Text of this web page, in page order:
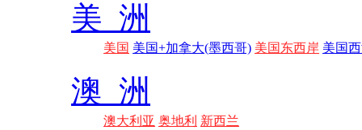
美 洲
美国 美国+加拿大(墨西哥) 美国东西岸 美国
澳 洲
澳大利亚 奥地利 新西兰